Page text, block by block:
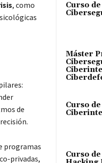
, como
de
programas
privadas,
Curso
Máster
Curso
Curso